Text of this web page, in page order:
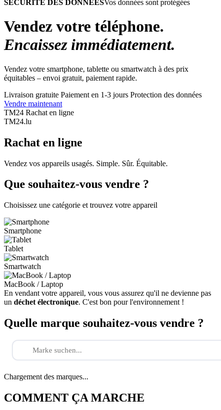
SÉCURITÉ DES DONNÉESVos données sont protégées
Vendez votre téléphone.
Encaissez immédiatement.
Vendez votre smartphone, tablette ou smartwatch à des prix
équitables – envoi gratuit, paiement rapide.
Livraison gratuite Paiement en 1-3 jours Protection des données
Vendre maintenant
TM24 Rachat en ligne
TM24.lu
Rachat en ligne
Vendez vos appareils usagés. Simple. Sûr. Équitable.
Que souhaitez-vous vendre ?
Choisissez une catégorie et trouvez votre appareil
Smartphone
Tablet
Smartwatch
MacBook / Laptop
En vendant votre appareil, vous vous assurez qu'il ne devienne pas
un déchet électronique. C'est bon pour l'environnement !
Quelle marque souhaitez-vous vendre ?
Chargement des marques...
COMMENT ÇA MARCHE